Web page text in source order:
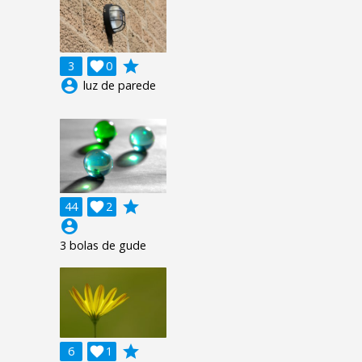
3 0

grade
account_circle luz de parede
44 2

grade
account_circle
3 bolas de gude
6 1

grade